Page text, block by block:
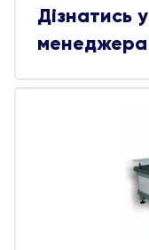
Дізнатись у
менеджера